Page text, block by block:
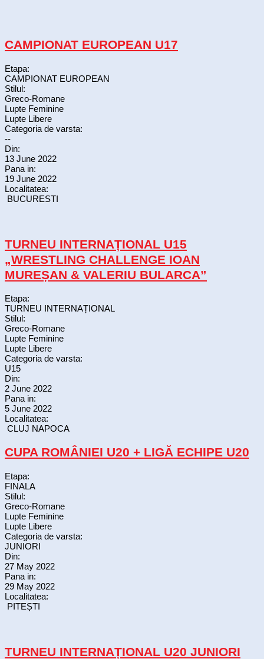
CAMPIONAT EUROPEAN U17
Etapa:
CAMPIONAT EUROPEAN
Stilul:
Greco-Romane
Lupte Feminine
Lupte Libere
Categoria de varsta:
--
Din:
13 June 2022
Pana in:
19 June 2022
Localitatea:
BUCURESTI
TURNEU INTERNAȚIONAL U15
„WRESTLING CHALLENGE IOAN
MUREȘAN & VALERIU BULARCA”
Etapa:
TURNEU INTERNAȚIONAL
Stilul:
Greco-Romane
Lupte Feminine
Lupte Libere
Categoria de varsta:
U15
Din:
2 June 2022
Pana in:
5 June 2022
Localitatea:
CLUJ NAPOCA
CUPA ROMÂNIEI U20 + LIGĂ ECHIPE U20
Etapa:
FINALA
Stilul:
Greco-Romane
Lupte Feminine
Lupte Libere
Categoria de varsta:
JUNIORI
Din:
27 May 2022
Pana in:
29 May 2022
Localitatea:
PITEȘTI
TURNEU INTERNAȚIONAL U20 JUNIORI